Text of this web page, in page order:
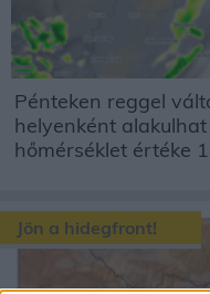
Pénteken reggel
helyenként
hőmérséklet értéke
Jön a hidegfront!